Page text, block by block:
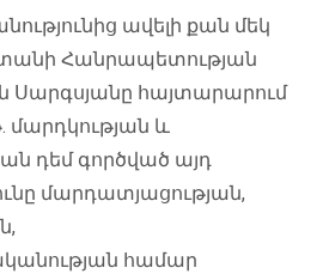
ավելի քան մեկ
Հանրապետության
հայտարարում
մարդկության և
դեմ գործված այդ
մարդատյացության,
համար